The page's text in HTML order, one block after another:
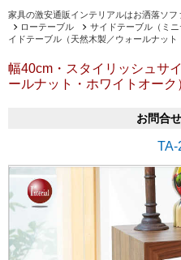
家具の激安通販インテリアルはお洒落ソ
ローテーブル
サイドテーブル（ミニ
イドテーブル（天然木製／ウォールナット
幅40cm・スタイリッシュサ
ールナット・ホワイトオーク
お問合
TA-